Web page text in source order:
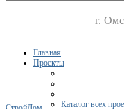
г.
Главная
Проекты
Каталог всех